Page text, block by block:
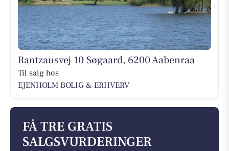
Rantzausvej 10 Søgaard, 6200 Aabenraa
Til salg hos
EJENHOLM BOLIG & ERHVERV
FÅ TRE GRATIS
SALGSVURDERINGER